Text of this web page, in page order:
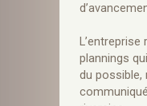
plannings
du possible,